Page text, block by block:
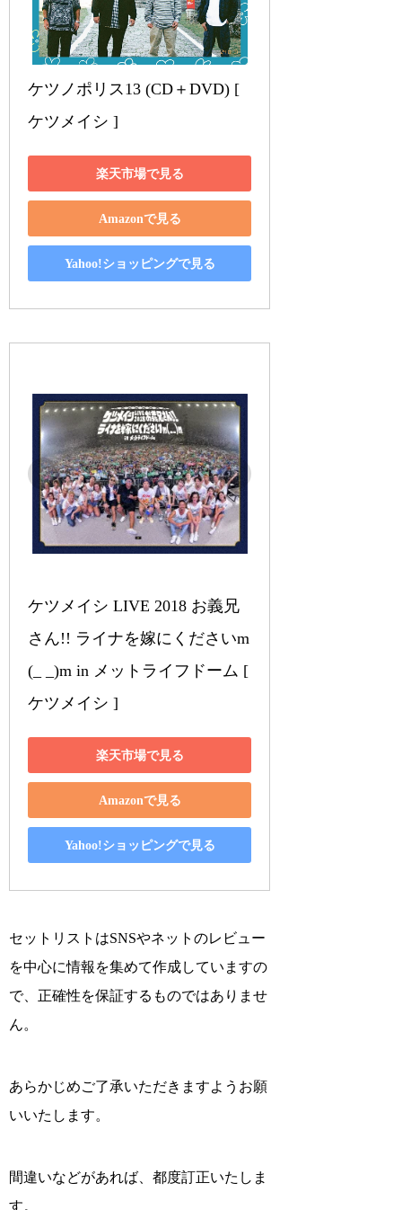
ケツノポリス13 (CD＋DVD) [
ケツメイシ ]
楽天市場で見る
Amazonで見る
Yahoo!ショッピングで見る
ケツメイシ LIVE 2018 お義兄
さん!! ライナを嫁にくださいm
(_ _)m in メットライフドーム [
ケツメイシ ]
楽天市場で見る
Amazonで見る
Yahoo!ショッピングで見る
セットリストはSNSやネットのレビュー
を中心に情報を集めて作成していますの
で、正確性を保証するものではありませ
ん。
あらかじめご了承いただきますようお願
いいたします。
間違いなどがあれば、都度訂正いたしま
す。